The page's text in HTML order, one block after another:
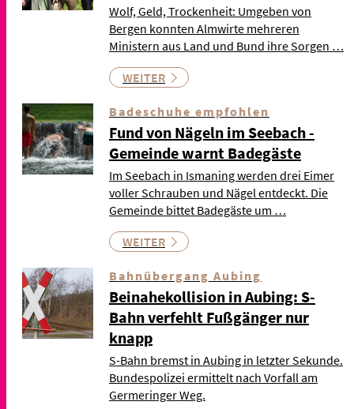
Wolf, Geld, Trockenheit: Umgeben von
Bergen konnten Almwirte mehreren
Ministern aus Land und Bund ihre Sorgen …
WEITER
Badeschuhe empfohlen
Fund von Nägeln im Seebach -
Gemeinde warnt Badegäste
Im Seebach in Ismaning werden drei Eimer
voller Schrauben und Nägel entdeckt. Die
Gemeinde bittet Badegäste um …
WEITER
Bahnübergang Aubing
Beinahekollision in Aubing: S-
Bahn verfehlt Fußgänger nur
knapp
S-Bahn bremst in Aubing in letzter Sekunde.
Bundespolizei ermittelt nach Vorfall am
Germeringer Weg.